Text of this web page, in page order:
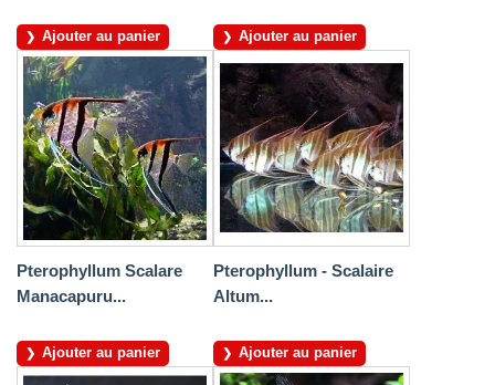
Ajouter au panier Ajouter au panier
Pterophyllum Scalare
Manacapuru...
Ajouter au panier
Pterophyllum - Scalaire
Altum...
Ajouter au panier